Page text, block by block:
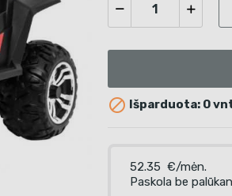
 Išparduota: 0